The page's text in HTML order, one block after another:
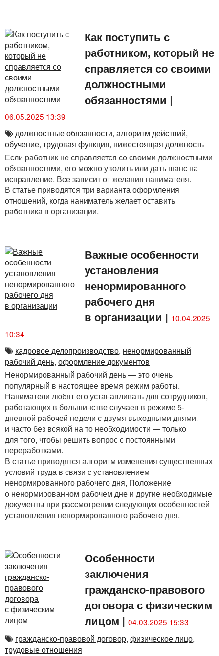
Как поступить с
работником, который не
справляется со своими
должностными
обязанностями |
06.05.2025 13:39
должностные обязанности, алгоритм действий,
обучение, трудовая функция, нижестоящая должность
Если работник не справляется со своими должностными
обязанностями, его можно уволить или дать шанс на
исправление. Все зависит от желания нанимателя.
В статье приводятся три варианта оформления
отношений, когда наниматель желает оставить
работника в организации.
Важные особенности
установления
ненормированного
рабочего дня
в организации | 10.04.2025
10:34
кадровое делопроизводство, ненормированный
рабочий день, оформление документов
Ненормированный рабочий день — это очень
популярный в настоящее время режим работы.
Наниматели любят его устанавливать для сотрудников,
работающих в большинстве случаев в режиме 5-
дневной рабочей недели с двумя выходными днями,
и часто без всякой на то необходимости — только
для того, чтобы решить вопрос с постоянными
переработками.
В статье приводятся алгоритм изменения существенных
условий труда в связи с установлением
ненормированного рабочего дня, Положение
о ненормированном рабочем дне и другие необходимые
документы при рассмотрении следующих особенностей
установления ненормированного рабочего дня.
Особенности
заключения
гражданско-правового
договора с физическим
лицом | 04.03.2025 15:33
гражданско-правовой договор, физическое лицо,
трудовые отношения